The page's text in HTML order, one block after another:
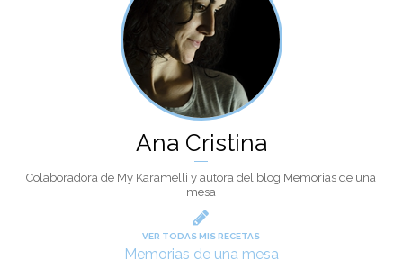
Ana Cristina
Colaboradora de My Karamelli y autora del blog Memorias de una
mesa
VER TODAS MIS RECETAS
Memorias de una mesa